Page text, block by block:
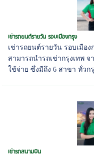
เช่ารถยนต์รายวัน รอบเมืองกรุง
เช่ารถยนต์รายวัน รอบเมือ
สามารถนำรถเช่ากรุงเทพ
ใช้จ่าย ซึ่งมีถึง 6 สาขา ทั่วก
เช่ารถสนามบิน